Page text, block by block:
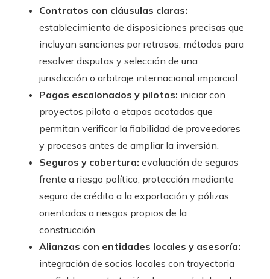
Contratos con cláusulas claras:
establecimiento de disposiciones precisas que
incluyan sanciones por retrasos, métodos para
resolver disputas y selección de una
jurisdicción o arbitraje internacional imparcial.
Pagos escalonados y pilotos: iniciar con
proyectos piloto o etapas acotadas que
permitan verificar la fiabilidad de proveedores
y procesos antes de ampliar la inversión.
Seguros y cobertura: evaluación de seguros
frente a riesgo político, protección mediante
seguro de crédito a la exportación y pólizas
orientadas a riesgos propios de la
construcción.
Alianzas con entidades locales y asesoría:
integración de socios locales con trayectoria